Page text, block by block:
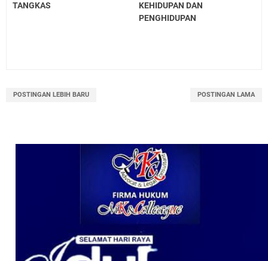
TANGKAS
KEHIDUPAN DAN
PENGHIDUPAN
POSTINGAN LEBIH BARU POSTINGAN LAMA